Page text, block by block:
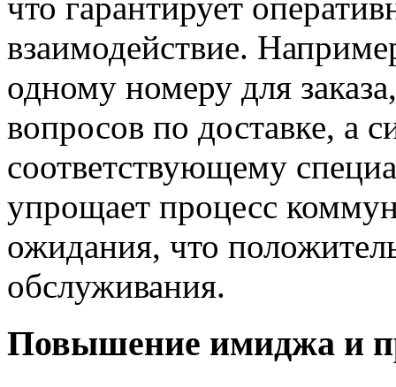
что гарантирует
взаимодействие.
одному номеру для
вопросов по доставке, а
соответствующему
упрощает процесс
ожидания, что
обслуживания.
Повышение имиджа и